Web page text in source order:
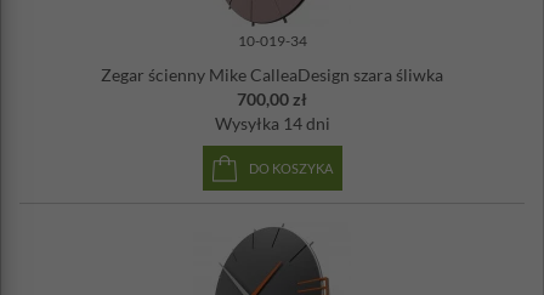
10-019-34
Zegar ścienny Mike CalleaDesign szara śliwka
700,00 zł
Wysyłka 14 dni
DO KOSZYKA